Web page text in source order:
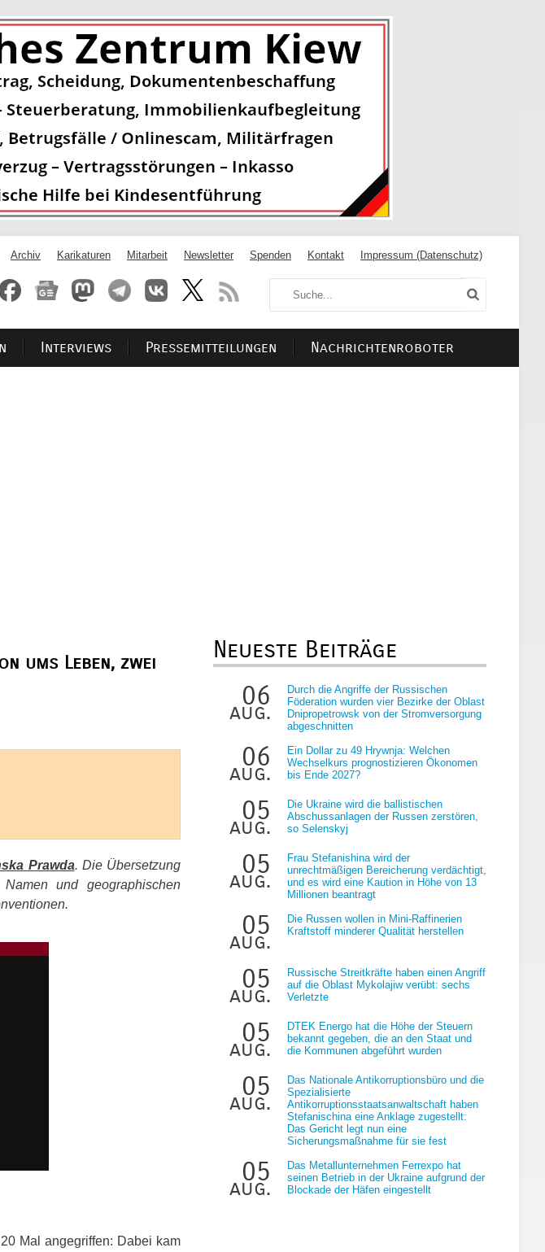
Archiv Karikaturen Mitarbeit Newsletter Spenden Kontakt Impressum (Datenschutz)
Interviews Pressemitteilungen Nachrichtenroboter
ums Leben, zwei
Prawda. Die Übersetzung
und geographischen
Mal angegriffen: Dabei kam
Neueste Beiträge
06
aug.
Durch die Angriffe der Russischen
Föderation wurden vier Bezirke der Oblast
Dnipropetrowsk von der Stromversorgung
abgeschnitten
06
aug.
Ein Dollar zu 49 Hrywnja: Welchen
Wechselkurs prognostizieren Ökonomen
bis Ende 2027?
05
aug.
Die Ukraine wird die ballistischen
Abschussanlagen der Russen zerstören,
so Selenskyj
05
aug.
Frau Stefanishina wird der
unrechtmäßigen Bereicherung verdächtigt,
und es wird eine Kaution in Höhe von 13
Millionen beantragt
05
aug.
Die Russen wollen in Mini-Raffinerien
Kraftstoff minderer Qualität herstellen
05
aug.
Russische Streitkräfte haben einen Angriff
auf die Oblast Mykolajiw verübt: sechs
Verletzte
05
aug.
DTEK Energo hat die Höhe der Steuern
bekannt gegeben, die an den Staat und
die Kommunen abgeführt wurden
05
aug.
Das Nationale Antikorruptionsbüro und die
Spezialisierte
Antikorruptionsstaatsanwaltschaft haben
Stefanischina eine Anklage zugestellt:
Das Gericht legt nun eine
Sicherungsmaßnahme für sie fest
05
aug.
Das Metallunternehmen Ferrexpo hat
seinen Betrieb in der Ukraine aufgrund der
Blockade der Häfen eingestellt